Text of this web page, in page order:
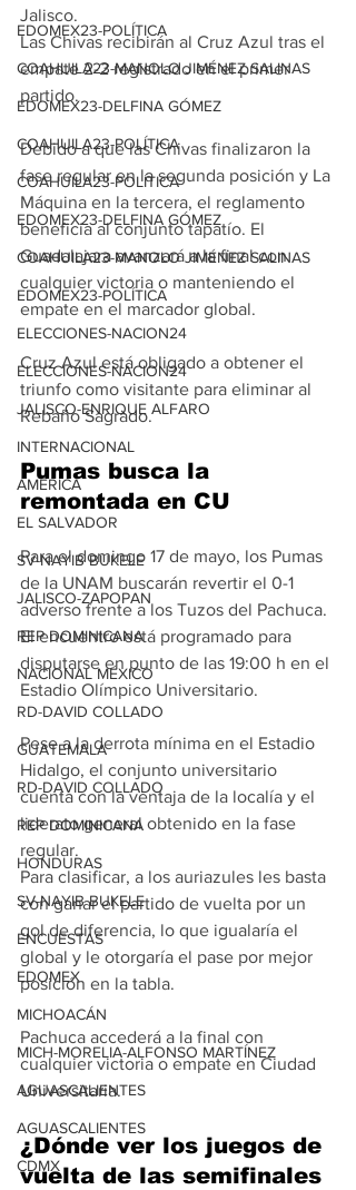
EDOMEX23-POLÍTICA
COAHUILA23-MANOLO JIMÉNEZ SALINAS
EDOMEX23-DELFINA GÓMEZ
COAHUILA23-POLÍTICA
COAHUILA23-POLÍTICA
EDOMEX23-DELFINA GÓMEZ
COAHUILA23-MANOLO JIMÉNEZ SALINAS
EDOMEX23-POLÍTICA
ELECCIONES-NACION24
ELECCIONES-NACION24
JALISCO-ENRIQUE ALFARO
INTERNACIONAL
AMÉRICA
EL SALVADOR
SV-NAYIB BUKELE
JALISCO-ZAPOPAN
REP DOMINICANA
NACIONAL MÉXICO
RD-DAVID COLLADO
GUATEMALA
RD-DAVID COLLADO
REP DOMINICANA
HONDURAS
SV-NAYIB BUKELE
ENCUESTAS
EDOMEX
MICHOACÁN
MICH-MORELIA-ALFONSO MARTÍNEZ
AGUASCALIENTES
AGUASCALIENTES
CDMX
Jalisco.
Las Chivas recibirán al Cruz Azul tras el
empate 2-2 registrado en el primer
partido.
Debido a que las Chivas finalizaron la
fase regular en la segunda posición y La
Máquina en la tercera, el reglamento
beneficia al conjunto tapatío. El
Guadalajara avanzará a la final con
cualquier victoria o manteniendo el
empate en el marcador global.
Cruz Azul está obligado a obtener el
triunfo como visitante para eliminar al
Rebaño Sagrado.
Pumas busca la
remontada en CU
Para el domingo 17 de mayo, los Pumas
de la UNAM buscarán revertir el 0-1
adverso frente a los Tuzos del Pachuca.
El encuentro está programado para
disputarse en punto de las 19:00 h en el
Estadio Olímpico Universitario.
Pese a la derrota mínima en el Estadio
Hidalgo, el conjunto universitario
cuenta con la ventaja de la localía y el
liderato general obtenido en la fase
regular.
Para clasificar, a los auriazules les basta
con ganar el partido de vuelta por un
gol de diferencia, lo que igualaría el
global y le otorgaría el pase por mejor
posición en la tabla.
Pachuca accederá a la final con
cualquier victoria o empate en Ciudad
Universitaria.
¿Dónde ver los juegos de
vuelta de las semifinales